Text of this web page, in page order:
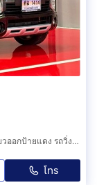
😍 2021 MITSUBISHI XPANDER CROSS 😍 รถมือเดียวออกป้ายแดง รถวิ่งน้อย เข้าศูนย์ทุกระยะ ไม่เคยมีอุบัติเหตุครับ
โทร